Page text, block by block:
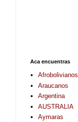
Aca encuentras
Afrobolivianos
Araucanos
Argentina
AUSTRALIA
Aymaras